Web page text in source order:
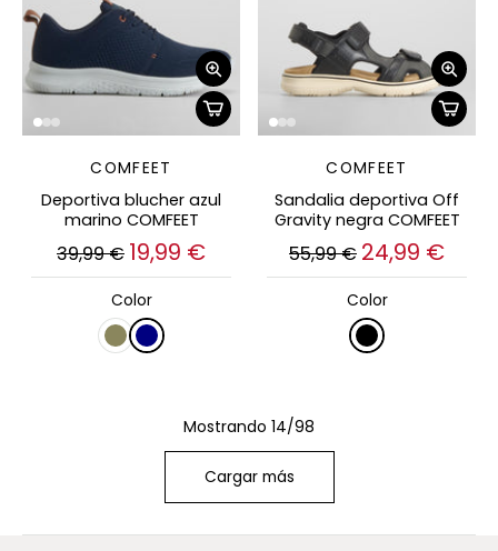
COMFEET
Deportiva blucher azul
marino COMFEET
39,99 € 19,99 €
Color
COMFEET
Sandalia deportiva Off
Gravity negra COMFEET
55,99 € 24,99 €
Color
Mostrando 14/98
Cargar más